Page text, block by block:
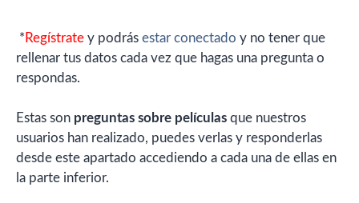
* Regístrate y podrás estar conectado y no tener que
rellenar tus datos cada vez que hagas una pregunta o
respondas.
Estas son preguntas sobre películas que nuestros
usuarios han realizado, puedes verlas y responderlas
desde este apartado accediendo a cada una de ellas en
la parte inferior.